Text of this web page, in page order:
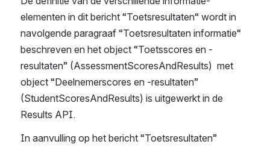
elementen in dit bericht “Toetsresultaten“ wordt in
navolgende paragraaf “Toetsresultaten informatie“
beschreven en het object “Toetsscores en -
resultaten” (AssessmentScoresAndResults)  met
object “Deelnemerscores en -resultaten”
(StudentScoresAndResults) is uitgewerkt in de
Results API.
In aanvulling op het bericht “Toetsresultaten”